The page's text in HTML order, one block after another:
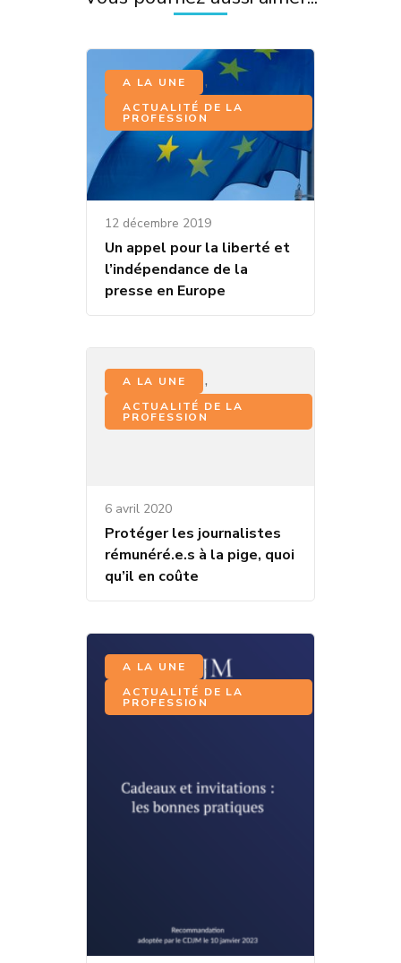
A LA UNE ,
ACTUALITÉ DE LA
PROFESSION
12 décembre 2019
Un appel pour la liberté et
l’indépendance de la
presse en Europe
A LA UNE ,
ACTUALITÉ DE LA
PROFESSION
6 avril 2020
Protéger les journalistes
rémunéré.e.s à la pige, quoi
qu’il en coûte
A LA UNE ,
ACTUALITÉ DE LA
PROFESSION